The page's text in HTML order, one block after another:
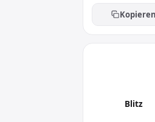
Kopieren
Blitz